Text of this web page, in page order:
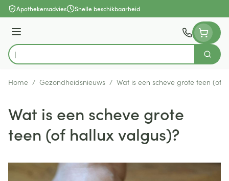
Ga naar de inhoud
Apothekersadvies Snelle beschikbaarheid
Menu
Product, merk, categorie...
Zoek
Home / Gezondheidsnieuws / Wat is een scheve grote teen (of
Wat is een scheve grote
teen (of hallux valgus)?